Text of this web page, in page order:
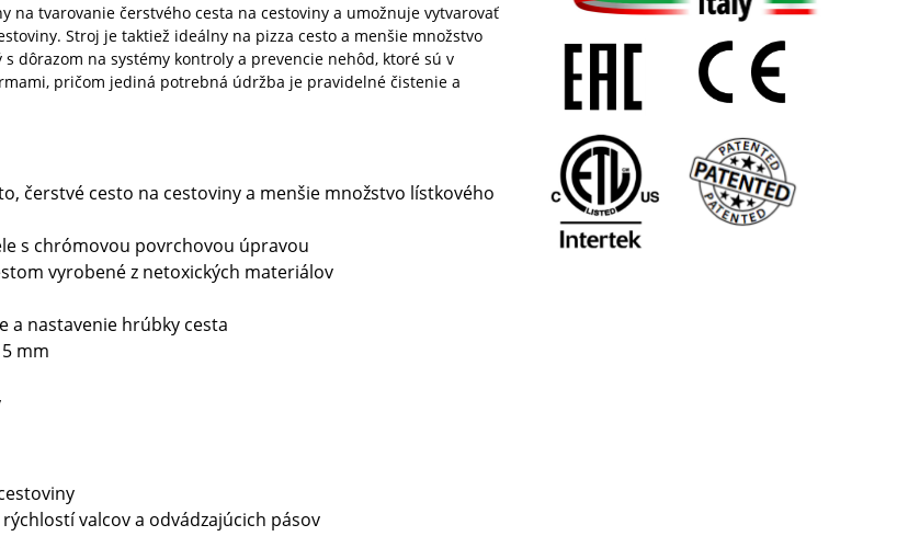
na tvarovanie čerstvého cesta na cestoviny a umožnuje vytvarovať
Stroj je taktiež ideálny na pizza cesto a menšie množstvo
s dôrazom na systémy kontroly a prevencie nehôd, ktoré sú v
pričom jediná potrebná údržba je pravidelné čistenie a
čerstvé cesto na cestoviny a menšie množstvo lístkového
s chrómovou povrchovou úpravou
vyrobené z netoxických materiálov
a nastavenie hrúbky cesta
mm
valcov a odvádzajúcich pásov